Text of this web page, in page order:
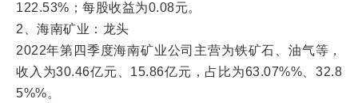
122.53%；每股收益为0.08元。
2、海南矿业：龙头
2022年第四季度海南矿业公司主营为铁矿石、油气等，
收入为30.46亿元、15.86亿元，占比为63.07%%、32.8
5%%。